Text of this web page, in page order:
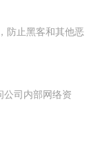
防止黑客和其他恶
公司内部网络资